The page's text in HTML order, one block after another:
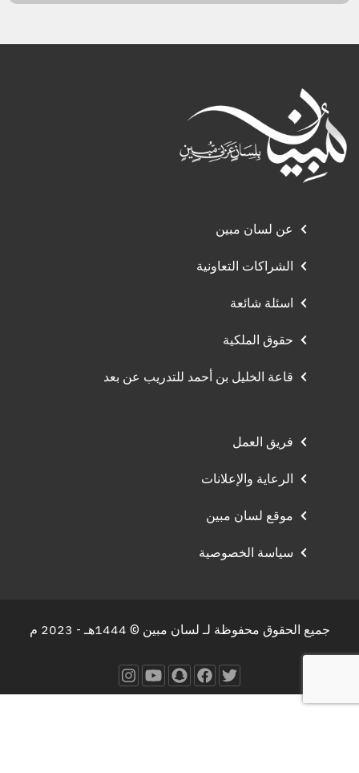
عن لسان مبين
الشراكات التعاونية
اسئلة شائعة
حقوق الملكية
قاعة الخليل بن أحمد للتدريب عن بعد
فريق العمل
الرعاية والإعلانات
موقع لسان مبين
سياسة الخصوصية
جميع الحقوق محفوظة لـ لسان مبين © 1444هـ - 2023 م